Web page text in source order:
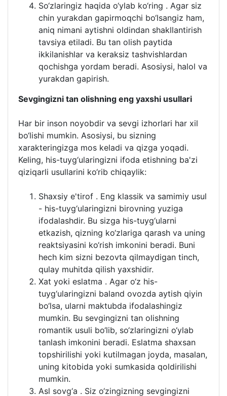
So‘zlaringiz haqida o‘ylab ko‘ring . Agar siz
chin yurakdan gapirmoqchi bo‘lsangiz ham,
aniq nimani aytishni oldindan shakllantirish
tavsiya etiladi. Bu tan olish paytida
ikkilanishlar va keraksiz tashvishlardan
qochishga yordam beradi. Asosiysi, halol va
yurakdan gapirish.
Sevgingizni tan olishning eng yaxshi usullari
Har bir inson noyobdir va sevgi izhorlari har xil
bo‘lishi mumkin. Asosiysi, bu sizning
xarakteringizga mos keladi va qizga yoqadi.
Keling, his-tuyg‘ularingizni ifoda etishning ba'zi
qiziqarli usullarini ko‘rib chiqaylik:
Shaxsiy e'tirof . Eng klassik va samimiy usul
- his-tuyg‘ularingizni birovning yuziga
ifodalashdir. Bu sizga his-tuyg‘ularni
etkazish, qizning ko‘zlariga qarash va uning
reaktsiyasini ko‘rish imkonini beradi. Buni
hech kim sizni bezovta qilmaydigan tinch,
qulay muhitda qilish yaxshidir.
Xat yoki eslatma . Agar o‘z his-
tuyg‘ularingizni baland ovozda aytish qiyin
bo‘lsa, ularni maktubda ifodalashingiz
mumkin. Bu sevgingizni tan olishning
romantik usuli bo‘lib, so‘zlaringizni o‘ylab
tanlash imkonini beradi. Eslatma shaxsan
topshirilishi yoki kutilmagan joyda, masalan,
uning kitobida yoki sumkasida qoldirilishi
mumkin.
Asl sovg‘a . Siz o‘zingizning sevgingizni